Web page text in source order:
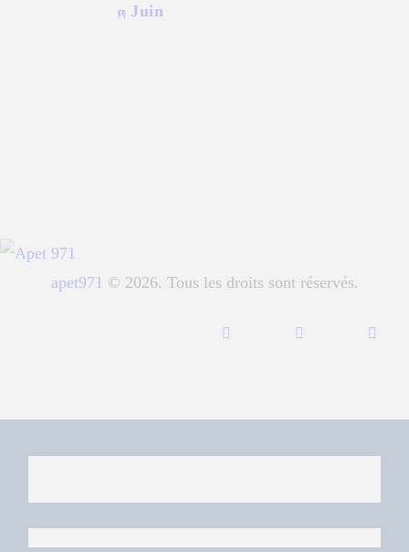
« Juin
apet971 © 2026. Tous les droits sont réservés.